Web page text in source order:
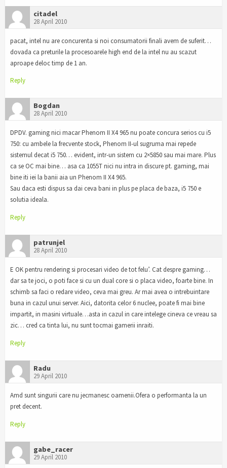
citadel
28 April 2010
pacat, intel nu are concurenta si noi consumatorii finali avem de suferit…
dovada ca preturile la procesoarele high end de la intel nu au scazut
aproape deloc timp de 1 an.
Reply
Bogdan
28 April 2010
DPDV. gaming nici macar Phenom II X4 965 nu poate concura serios cu i5
750: cu ambele la frecvente stock, Phenom II-ul sugruma mai repede
sistemul decat i5 750… evident, intr-un sistem cu 2×5850 sau mai mare. Plus
ca se OC mai bine… asa ca 1055T nici nu intra in discure pt. gaming, mai
bine iti iei la banii aia un Phenom II X4 965.
Sau daca esti dispus sa dai ceva bani in plus pe placa de baza, i5 750 e
solutia ideala.
Reply
patrunjel
28 April 2010
E OK pentru rendering si procesari video de tot felu’. Cat despre gaming…
dar sa te joci, o poti face si cu un dual core si o placa video, foarte bine. In
schimb sa faci o redare video, ceva mai greu. Ar mai avea o intrebuintare
buna in cazul unui server. Aici, datorita celor 6 nuclee, poate fi mai bine
impartit, in masini virtuale…asta in cazul in care intelege cineva ce vreau sa
zic… cred ca tinta lui, nu sunt tocmai gamerii inraiti.
Reply
Radu
29 April 2010
Amd sunt singurii care nu jecmanesc oamenii.Ofera o performanta la un
pret decent.
Reply
gabe_racer
29 April 2010